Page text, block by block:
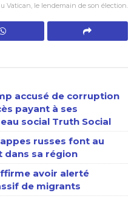
Vatican, le lendemain de son élection.
accusé de corruption
payant à ses
social Truth Social
russes font au
dans sa région
avoir alerté
de migrants